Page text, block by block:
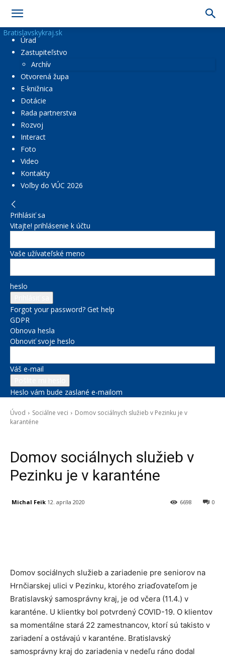
Bratislavskykraj.sk
Úrad
Zastupiteľstvo
Archív
Otvorená župa
E-knižnica
Dotácie
Rada partnerstva
Rozvoj
Interact
Foto
Video
Kontakty
Voľby do VÚC 2026
Prihlásiť sa
Vitajte! prihlásenie k účtu
Vaše užívateľské meno
heslo
Forgot your password? Get help
GDPR
Obnova hesla
Obnoviť svoje heslo
Váš e-mail
Heslo vám bude zaslané e-mailom
Úvod Sociálne veci
Domov sociálnych služieb v Pezinku je v
karanténe
Domov sociálnych služieb v
Pezinku je v karanténe
Michal Feik 12. apríla 2020 0
6698
Domov sociálnych služieb a zariadenie pre seniorov na
Hrnčiarskej ulici v Pezinku, ktorého zriaďovateľom je
Bratislavský samosprávny kraj, je od včera (11.4.) v
karanténe. U klientky bol potvrdený COVID-19. O klientov
sa momentálne stará 22 zamestnancov, ktorí sú takisto v
zariadení a ostávajú v karanténe. Bratislavský
samosprávny kraj do zariadenia v nedeľu ráno dodal